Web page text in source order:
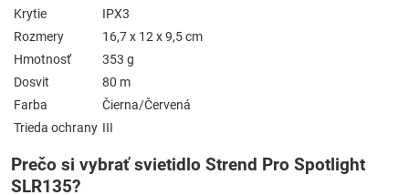
Krytie
IPX3
Rozmery
16,7 x 12 x 9,5 cm
Hmotnosť
353 g
Dosvit
80 m
Farba
Čierna/Červená
Trieda ochrany III
Prečo si vybrať svietidlo Strend Pro Spotlight
SLR135?